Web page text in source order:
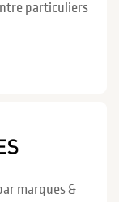
particuliers
marques &